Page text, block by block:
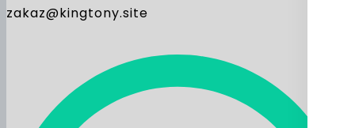
zakaz@kingtony.site